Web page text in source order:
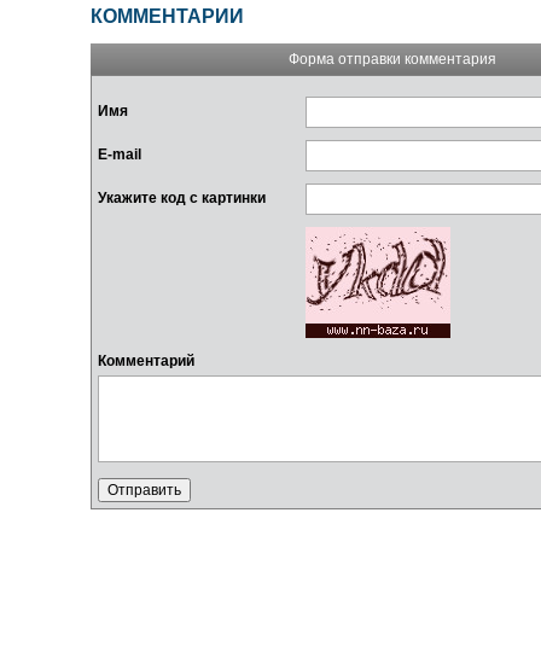
КОММЕНТАРИИ
Форма отправки комментария
Имя
E-mail
Укажите код с картинки
Комментарий